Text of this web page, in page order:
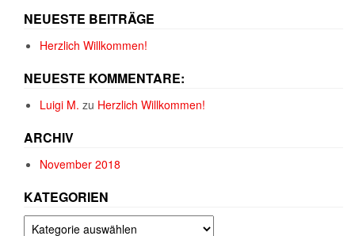
NEUESTE BEITRÄGE
Herzlich Willkommen!
NEUESTE KOMMENTARE:
Luigi M. zu Herzlich Willkommen!
ARCHIV
November 2018
KATEGORIEN
Kategorien